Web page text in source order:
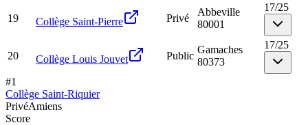
19 Collège Saint-Pierre Privé
Abbeville
80001
17/25
20 Collège Louis Jouvet Public
Gamaches
80373
17/25
#1
Collège Saint-Riquier
PrivéAmiens
Score